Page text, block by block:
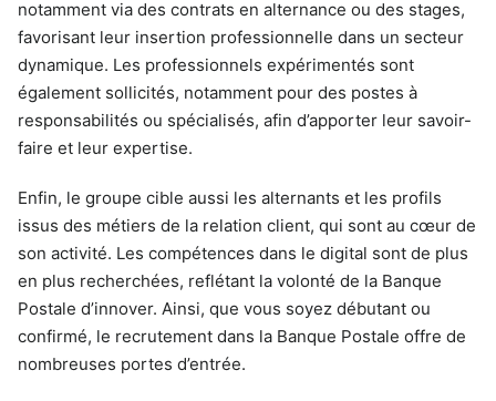
notamment via des contrats en alternance ou des stages,
favorisant leur insertion professionnelle dans un secteur
dynamique. Les professionnels expérimentés sont
également sollicités, notamment pour des postes à
responsabilités ou spécialisés, afin d’apporter leur savoir-
faire et leur expertise.
Enfin, le groupe cible aussi les alternants et les profils
issus des métiers de la relation client, qui sont au cœur de
son activité. Les compétences dans le digital sont de plus
en plus recherchées, reflétant la volonté de la Banque
Postale d’innover. Ainsi, que vous soyez débutant ou
confirmé, le recrutement dans la Banque Postale offre de
nombreuses portes d’entrée.